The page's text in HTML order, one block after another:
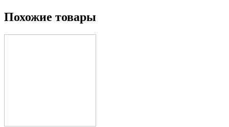
Похожие товары